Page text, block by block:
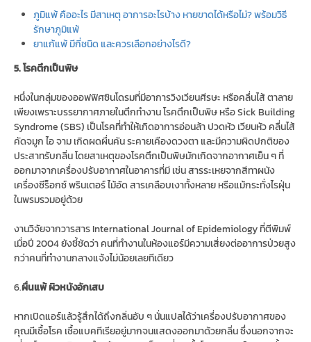
ภูมิแพ้ คืออะไร มีสาเหตุ อาการอะไรบ้าง หายขาดได้หรือไม่? พร้อมวิธี
รักษาภูมิแพ้
ยาแก้แพ้ มีกี่ชนิด และควรเลือกอย่างไรดี?
5.โรคตึกเป็นพิษ
หนึ่งในกลุ่มของออฟฟิศซินโดรมที่มีอาการวิงเวียนศีรษะ หรือคลื่นไส้ ตาลาย
เพียงเพราะบรรยากาศภายในตึกทำงาน โรคตึกเป็นพิษ หรือ Sick Building
Syndrome (SBS) เป็นโรคที่ทำให้เกิดอาการอ่อนล้า ปวดหัว เวียนหัว คลื่นไส้
คัดจมูก ไอ จาม เกิดผดผื่นคัน ระคายเคืองดวงตา และมีความผิดปกติของ
ประสาทรับกลิ่น โดยสาเหตุของโรคตึกเป็นพิษมักเกิดจากอากาศเย็น ๆ ที่
ออกมาจากเครื่องปรับอากาศในอาคารที่มี เช่น สารระเหยจากสีทาผนัง
เครื่องซีร็อกซ์ พรินเตอร์ ไม้อัด สารเคลือบเงาทั้งหลาย หรือแม้กระทั่งไรฝุ่น
ในพรมรวมอยู่ด้วย
งานวิจัยจากวารสาร International Journal of Epidemiology ที่ตีพิมพ์
เมื่อปี 2004 ยังชี้ชัดว่า คนที่ทำงานในห้องแอร์มีความเสี่ยงต่ออาการป่วยสูง
กว่าคนที่ทำงานกลางแจ้งไม่น้อยเลยทีเดียว
6.ผื่นแพ้ ผิวหนังอักเสบ
หากเปิดแอร์แล้วรู้สึกได้ถึงกลิ่นอับ ๆ นั่นแปลได้ว่าเครื่องปรับอากาศของ
คุณมีเชื้อโรค เชื้อแบคทีเรียอยู่มากจนแสดงออกมาด้วยกลิ่น ซึ่งนอกจากจะ